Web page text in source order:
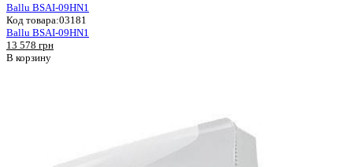
Ballu BSAI-09HN1
Код товара:03181
Ballu BSAI-09HN1
13 578 грн
В корзину